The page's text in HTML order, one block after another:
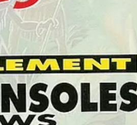
ses dialogues (en anglais).
d’être l’un des genres les plus mal lotis.
Games, comme Ron Gilbert (‎
et ce bien au-delà des habituelsremasters